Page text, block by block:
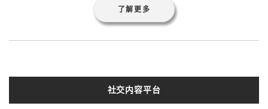
了解更多
社交内容平台